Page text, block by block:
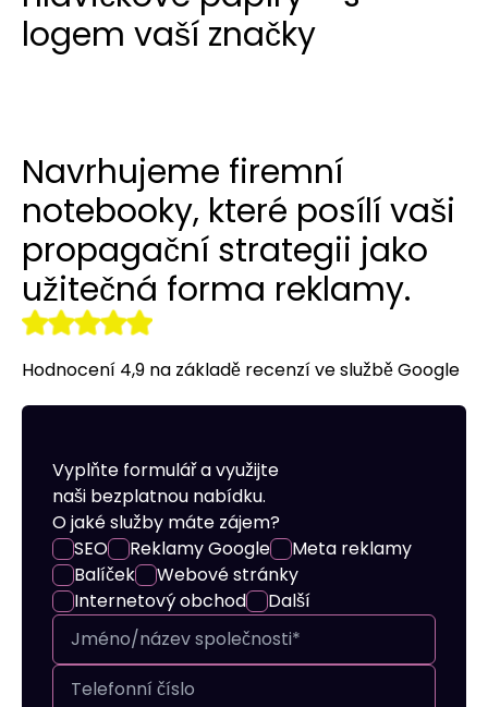
Budování odkazů
Optymalizacja SEO
Reklamy na LinkedIn
Remarketing
Překlady webových stránek a
obchodů
Reklamní oblečení
logem vaší značky
Navrhujeme firemní
notebooky, které posílí vaši
propagační strategii jako
užitečná forma reklamy.
Hodnocení 4,9 na základě recenzí ve službě Google
Vyplňte formulář a využijte
naši bezplatnou nabídku.
O jaké služby máte zájem?
SEO
Reklamy Google
Meta reklamy
Balíček
Webové stránky
Internetový obchod
Další